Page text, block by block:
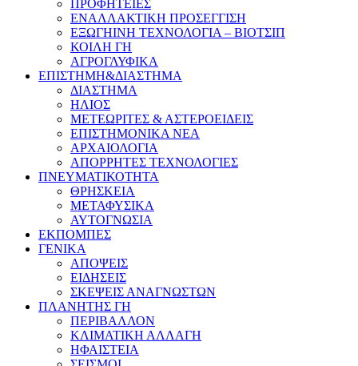
ΠΡΟΦΗΤΕΙΕΣ
ΕΝΑΛΛΑΚΤΙΚΗ ΠΡΟΣΕΓΓΙΣΗ
ΕΞΩΓΗΙΝΗ ΤΕΧΝΟΛΟΓΙΑ – ΒΙΟΤΣΙΠ
ΚΟΙΛΗ ΓΗ
ΑΓΡΟΓΛΥΦΙΚΑ
ΕΠΙΣΤΗΜΗ&ΔΙΑΣΤΗΜΑ
ΔΙΑΣΤΗΜΑ
ΗΛΙΟΣ
ΜΕΤΕΩΡΙΤΕΣ & ΑΣΤΕΡΟΕΙΔΕΙΣ
ΕΠΙΣΤΗΜΟΝΙΚΑ ΝΕΑ
ΑΡΧΑΙΟΛΟΓΙΑ
ΑΠΟΡΡΗΤΕΣ ΤΕΧΝΟΛΟΓΙΕΣ
ΠΝΕΥΜΑΤΙΚΟΤΗΤΑ
ΘΡΗΣΚΕΙΑ
ΜΕΤΑΦΥΣΙΚΑ
ΑΥΤΟΓΝΩΣΙΑ
ΕΚΠΟΜΠΕΣ
ΓΕΝΙΚΑ
ΑΠΟΨΕΙΣ
ΕΙΔΗΣΕΙΣ
ΣΚΕΨΕΙΣ ΑΝΑΓΝΩΣΤΩΝ
ΠΛΑΝΗΤΗΣ ΓΗ
ΠΕΡΙΒΑΛΛΟΝ
ΚΛΙΜΑΤΙΚΗ ΑΛΛΑΓΗ
ΗΦΑΙΣΤΕΙΑ